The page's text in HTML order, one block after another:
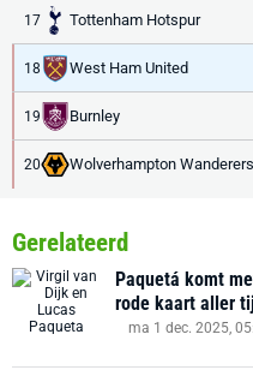
17 Tottenham Hotspur
18 West Ham United
19 Burnley
20 Wolverhampton Wanderers
Gerelateerd
Paquetá komt
rode kaart aller
ma 1 dec. 2025,